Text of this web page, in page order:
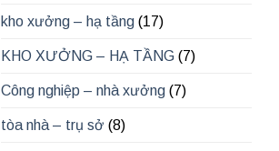
kho xưởng – hạ tầng (17)
KHO XƯỞNG – HẠ TẦNG (7)
Công nghiệp – nhà xưởng (7)
tòa nhà – trụ sở (8)